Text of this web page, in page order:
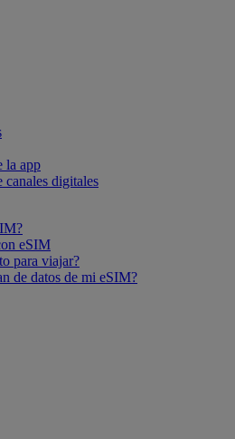
la app
canales digitales
eSIM
para viajar?
de datos de mi eSIM?